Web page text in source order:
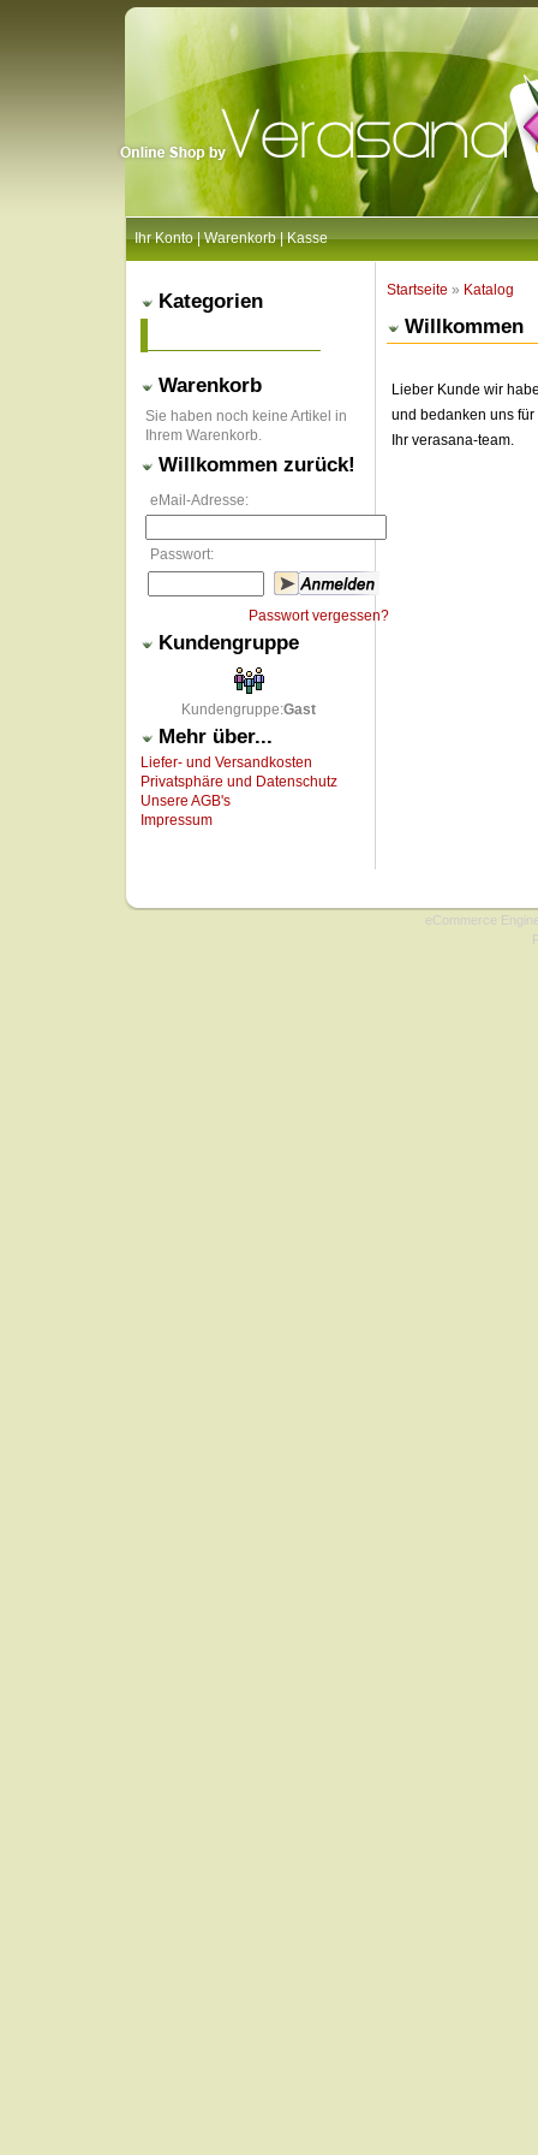
Ihr Konto|Warenkorb|Kasse
Startseite » Katalog
Willkommen
Lieber Kunde wir
und bedanken uns
Ihr verasana-team.
Kategorien
Warenkorb
Sie haben noch keine Artikel in
Ihrem Warenkorb.
Willkommen zurück!
eMail-Adresse:
Passwort:
Passwort vergessen?
Kundengruppe
Kundengruppe:Gast
Mehr über...
Liefer- und Versandkosten
Privatsphäre und Datenschutz
Unsere AGB's
Impressum
eCommerce